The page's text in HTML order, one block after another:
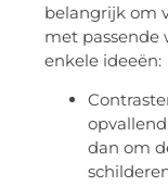
belangrijk om
met passende
enkele ideeën:
dan om